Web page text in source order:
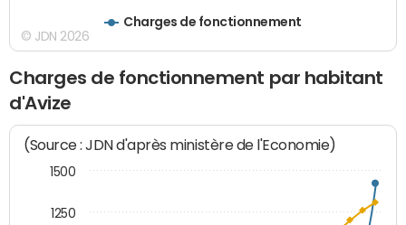
Charges de fonctionnement
© JDN 2026
Charges de fonctionnement par habitant
d'Avize
(Source : JDN d'après ministère de l'Economie)
1250
1500